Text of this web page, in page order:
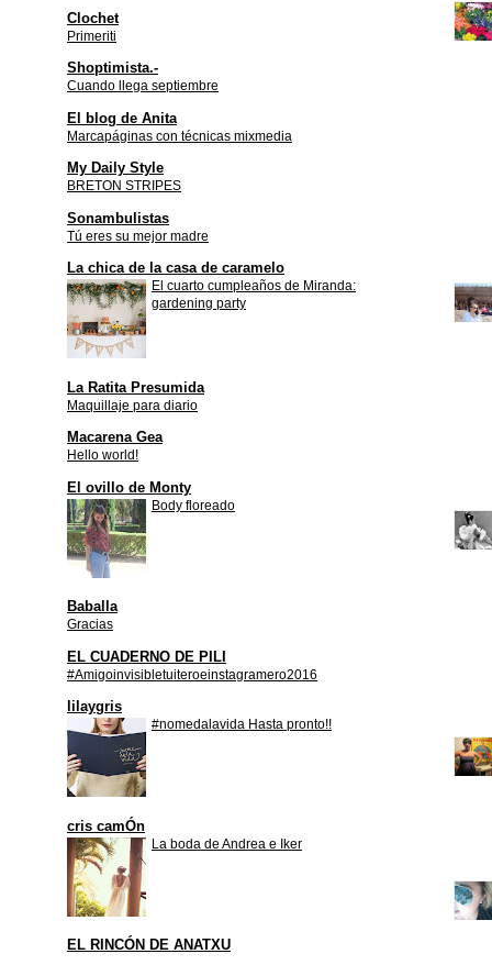
Clochet
Primeriti
Shoptimista.-
Cuando llega septiembre
El blog de Anita
Marcapáginas con técnicas mixmedia
My Daily Style
BRETON STRIPES
Sonambulistas
Tú eres su mejor madre
La chica de la casa de caramelo
El cuarto cumpleaños de Miranda:
gardening party
La Ratita Presumida
Maquillaje para diario
Macarena Gea
Hello world!
El ovillo de Monty
Body floreado
Baballa
Gracias
EL CUADERNO DE PILI
#Amigoinvisibletuiteroeinstagramero2016
lilaygris
#nomedalavida Hasta pronto!!
cris camÓn
La boda de Andrea e Iker
EL RINCÓN DE ANATXU